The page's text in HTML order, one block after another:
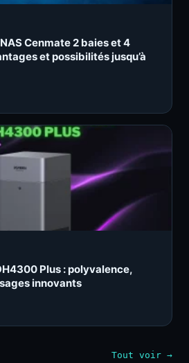
Cenmate 2 baies et 4
et possibilités jusqu’à
Plus : polyvalence,
innovants
Tout voir →